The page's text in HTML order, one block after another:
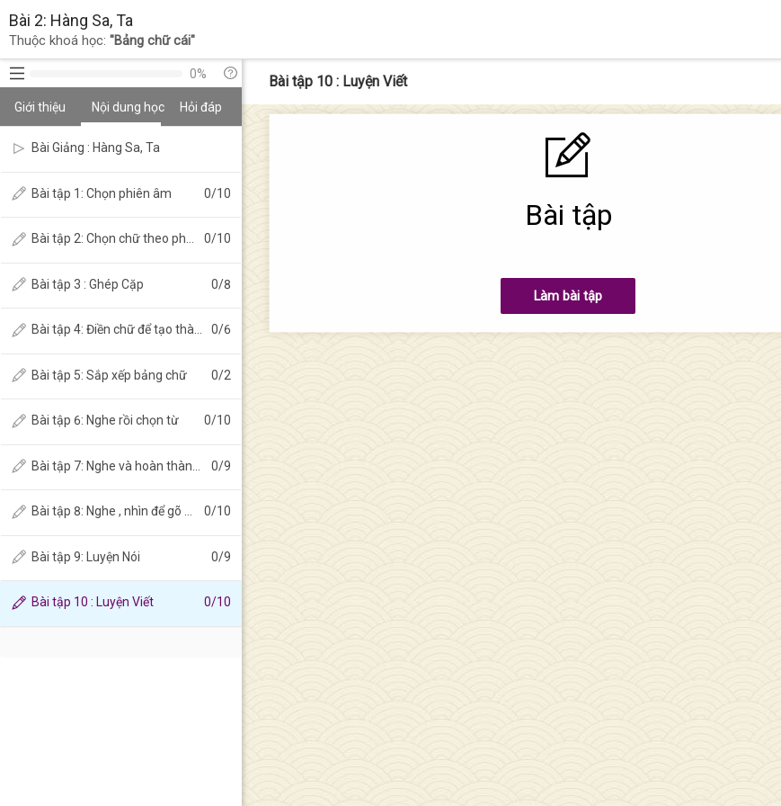
Bài 2: Hàng Sa, Ta
Thuộc khoá học: "Bảng chữ cái"
0%
Giới thiệu Nội dung học Hỏi đáp
Bài Giảng : Hàng Sa, Ta
Bài tập 1: Chọn phiên âm 0/10
0/10
Bài tập 3 : Ghép Cặp 0/8
0/6
Bài tập 5: Sắp xếp bảng chữ 0/2
Bài tập 6: Nghe rồi chọn từ 0/10
0/9
0/10
Bài tập 9: Luyện Nói 0/9
Bài tập 10 : Luyện Viết 0/10
Bài tập 10 : Luyện Viết
Bài tập
Làm bài tập